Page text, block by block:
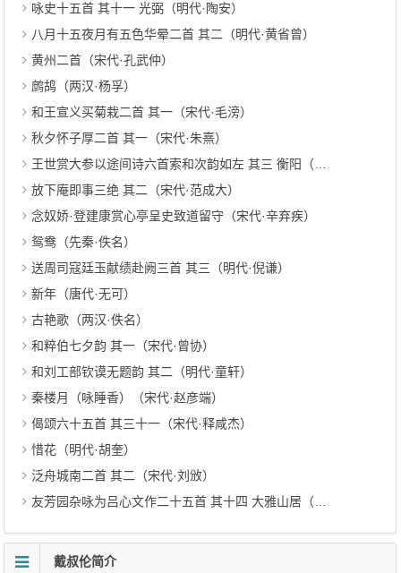
咏史十五首 其十一 光弼（明代·陶安）
八月十五夜月有五色华晕二首 其二（明代·黄省曾）
黄州二首（宋代·孔武仲）
鹧鸪（两汉·杨孚）
和王宣义买菊栽二首 其一（宋代·毛滂）
秋夕怀子厚二首 其一（宋代·朱熹）
王世赏大参以途间诗六首索和次韵如左 其三 衡阳（明代·张吉）
放下庵即事三绝 其二（宋代·范成大）
念奴娇·登建康赏心亭呈史致道留守（宋代·辛弃疾）
鸳鸯（先秦·佚名）
送周司寇廷玉献绩赴阙三首 其三（明代·倪谦）
新年（唐代·无可）
古艳歌（两汉·佚名）
和粹伯七夕韵 其一（宋代·曾协）
和刘工部钦谟无题韵 其二（明代·童轩）
秦楼月（咏睡香）（宋代·赵彦端）
偈颂六十五首 其三十一（宋代·释咸杰）
惜花（明代·胡奎）
泛舟城南二首 其二（宋代·刘攽）
友芳园杂咏为吕心文作二十五首 其十四 大雅山居（明代·欧大任）
戴叔伦简介